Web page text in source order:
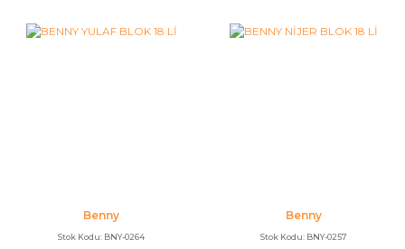
Benny
Stok Kodu: BNY-0264
Benny
Stok Kodu: BNY-0257